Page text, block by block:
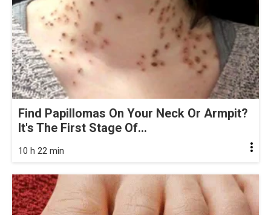
Find Papillomas On Your Neck Or Armpit?
It's The First Stage Of...
10 h 22 min